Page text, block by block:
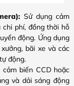
Sử dụng cảm
chi phí, đồng thời hỗ
động. Ứng dụng
bãi xe và các
động.
cảm biến CCD hoặc
và dải sáng động